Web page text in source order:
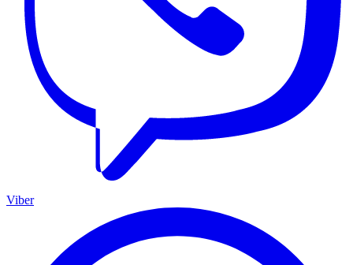
Viber